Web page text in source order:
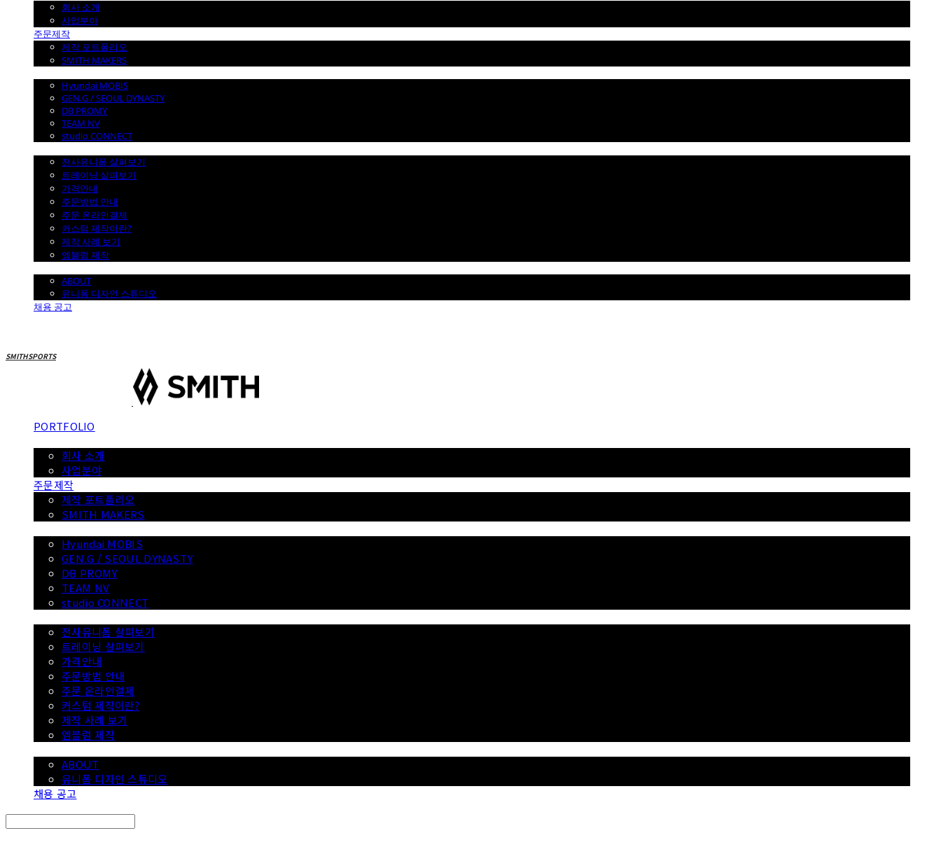
회사 소개
사업분야
주문제작
제작 포트폴리오
SMITH MAKERS
Hyundai MOBIS
GEN.G / SEOUL DYNASTY
DB PROMY
TEAM NV
studio CONNECT
전사유니폼 살펴보기
트레이닝 살펴보기
가격안내
주문방법 안내
주문 온라인결제
커스텀 제작이란?
제작 사례 보기
엠블럼 제작
ABOUT
유니폼 디자인 스튜디오
채용 공고
SMITHSPORTS
PORTFOLIO
회사 소개
사업분야
주문제작
제작 포트폴리오
SMITH MAKERS
Hyundai MOBIS
GEN.G / SEOUL DYNASTY
DB PROMY
TEAM NV
studio CONNECT
전사유니폼 살펴보기
트레이닝 살펴보기
가격안내
주문방법 안내
주문 온라인결제
커스텀 제작이란?
제작 사례 보기
엠블럼 제작
ABOUT
유니폼 디자인 스튜디오
채용 공고